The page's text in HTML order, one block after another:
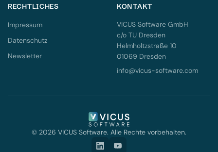
RECHTLICHES
Impressum
Datenschutz
Newsletter
KONTAKT
VICUS Software GmbH
c/o TU Dresden
Helmholtzstraße 10
01069 Dresden
info@vicus-software.com
© 2026 VICUS Software. Alle Rechte vorbehalten.